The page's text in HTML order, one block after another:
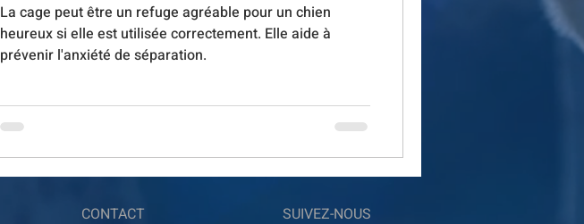
La cage peut être un refuge agréable pour un chien
heureux si elle est utilisée correctement. Elle aide à
prévenir l'anxiété de séparation.
CONTACT SUIVEZ-NOUS